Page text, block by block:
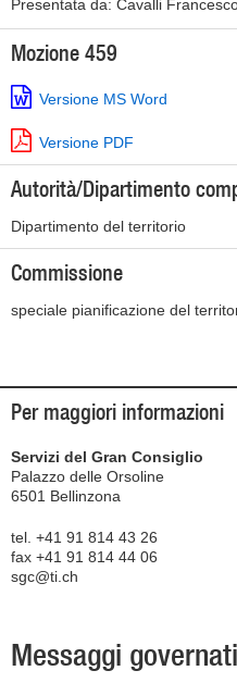
Presentata da: Cavalli
Mozione 459
Versione MS Word
Versione PDF
Autorità/Dipartimento
Dipartimento del territorio
Commissione
speciale pianificazione del
Per maggiori informazioni
Servizi del Gran Consiglio
Palazzo delle Orsoline
6501 Bellinzona
tel. +41 91 814 43 26
fax +41 91 814 44 06
sgc@ti.ch
Messaggi